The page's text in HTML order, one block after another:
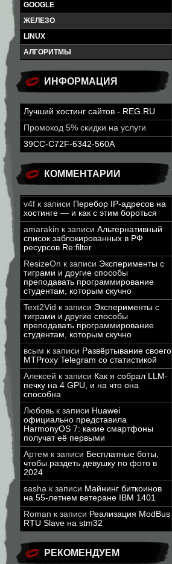
GOOGLE
ЖЕЛЕЗО
LINUX
АЛГОРИТМЫ
ИНФОРМАЦИЯ
Лучший хостинг сайтов - REG.RU
Промокод 5% скидки на услуги
39CC-C72F-6342-560A
КОММЕНТАРИИ
v4f к записи Перебор IP-адресов на
хостинге — и как с этим бороться
amarakin к записи Альтернативный
список заблокированных в РФ
ресурсов Re:filter
ResizeOn к записи Эксперименты с
тиграми и другие способы
преподавать программирование
студентам, которым скучно
Text2Vid к записи Эксперименты с
тиграми и другие способы
преподавать программирование
студентам, которым скучно
всым к записи Развёртывание своего
MTProxy Telegram со статистикой
Алексей к записи Как я собрал LLM-
печку на 4 GPU, и на что она
способна
Любовь к записи Huawei
официально представила
HarmonyOS 7: какие смартфоны
получат её первыми
Артем к записи Бесплатные боты,
чтобы раздеть девушку по фото в
2024
sasha к записи Майнинг биткоинов
на 55-летнем ветеране IBM 1401
Roman к записи Реализация ModBus
RTU Slave на stm32
РЕКОМЕНДУЕМ